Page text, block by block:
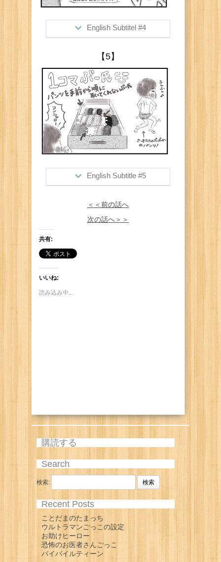
English Subtitel #4
a chain-wide restaurant with
reasonable price setting)
Me: "Hey, I did say KA***YA though! I
was right!"
This poor selection of his eat-out
options make me feel responsible of
feeding him lol
【5】
English Subtitle #5
He Never takes his boxers from the 1st
row.
＜＜前の話へ
次の話へ＞＞
共有:
いいね:
読み込み中...
購読する
Search
検索:
Recent Posts
ことだまのたまっち
ウルトラマンごっこの設定
お助けヒーロー
恐怖のお医者さんごっこ
バイバイルティーン